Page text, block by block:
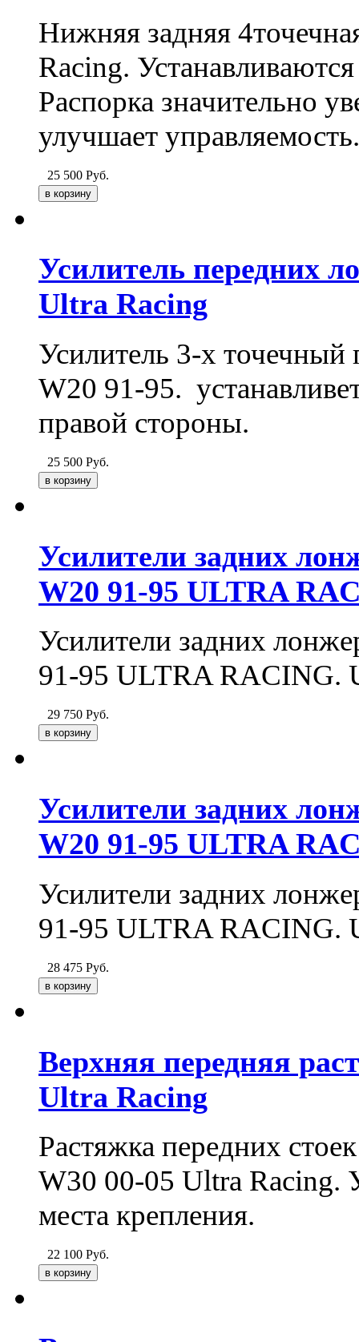
Нижняя задняя
Racing.
Распорка значительно
улучшает управляемость.
25 500 Руб.
Усилитель передних
Ultra Racing
Усилитель 3-х
W20 91-95.
правой стороны.
25 500 Руб.
Усилители задних
W20 91-95 ULTRA
Усилители задних
91-95 ULTRA RACING.
29 750 Руб.
Усилители задних
W20 91-95 ULTRA
Усилители задних
91-95 ULTRA RACING.
28 475 Руб.
Верхняя передняя
Ultra Racing
Растяжка передних
W30 00-05 Ultra Racing.
места крепления.
22 100 Руб.